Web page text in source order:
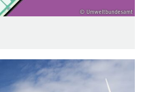
© Umweltbundesamt